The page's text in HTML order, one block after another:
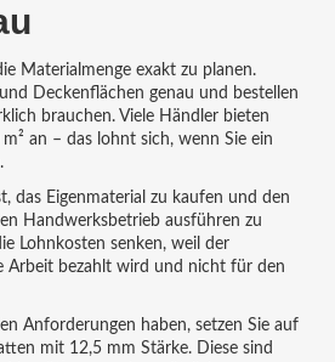
Materialmenge exakt zu planen.
Deckenflächen genau und bestellen
brauchen. Viele Händler bieten
an – das lohnt sich, wenn Sie ein
das Eigenmaterial zu kaufen und den
Handwerksbetrieb ausführen zu
Lohnkosten senken, weil der
Arbeit bezahlt wird und nicht für den
Anforderungen haben, setzen Sie auf
mit 12,5 mm Stärke. Diese sind